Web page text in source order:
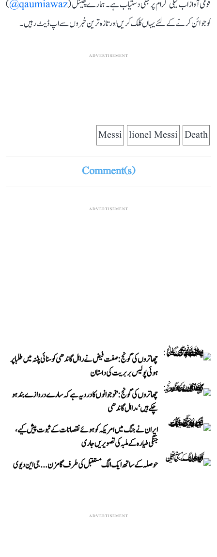
قومی آواز اب ٹیلی گرام پر بھی دستیاب ہے۔ ہمارے چینل (qaumiawaz@
)
کو جوائن کرنے کے لئے یہاں کلک کریں اور تازہ ترین خبروں سے اپ ڈیٹ رہیں۔
ADVERTISEMENT
Death
lionel Messi
Messi
Comment(s)
ADVERTISEMENT
چھاتروں کی گونج: صفت فیض نے راہل گاندھی کو سنائی پٹنہ میں طلبا پر
ہوئی پولیس بربریت کی داستان
چھاتروں کی گونج: ’نوجوانوں کا درد یہ ہے کہ سارے دروازے بند ہو
چکے ہیں‘، راہل گاندھی
ایران نے جنگ میں امریکہ کو ہوئے نقصانات کے ثبوت پیش کیے،
جنگی طیارہ کے ملبہ کی تصویریں جاری
حوصلہ کے ساتھ ایک الگ مستقبل کی طرف گامزن... جی این دیوی
ADVERTISEMENT